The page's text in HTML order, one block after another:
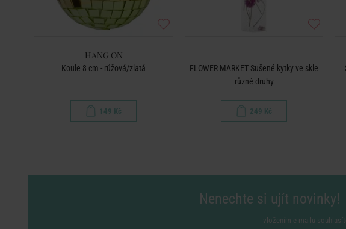
HANG ON
Koule 8 cm - růžová/zlatá
149 Kč
FLOWER MARKET Sušené kytky ve skle
různé druhy
249 Kč
Nenechte si ujít novinky!
vložením e-mailu